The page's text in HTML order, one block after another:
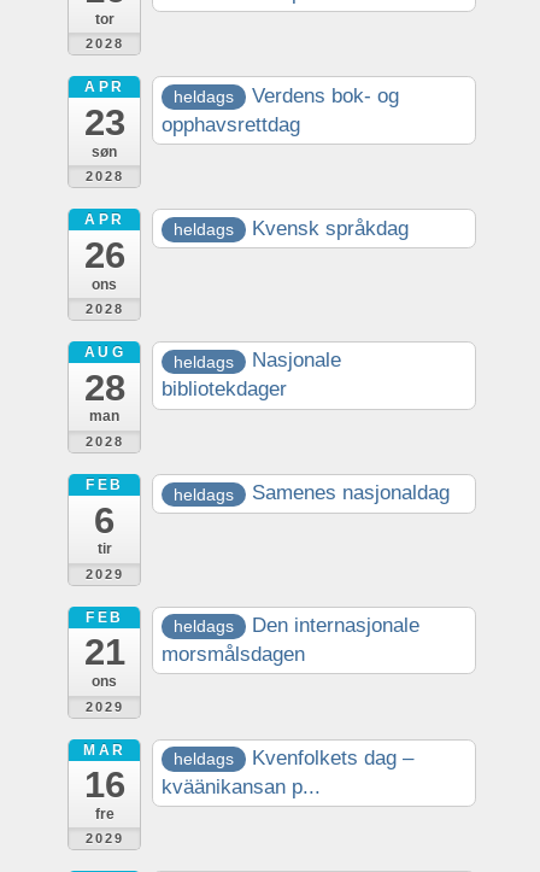
tor
2028
APR
23
søn
2028
heldags
Verdens bok- og
opphavsrettdag
APR
26
ons
2028
heldags Kvensk språkdag
AUG
28
man
2028
heldags
Nasjonale
bibliotekdager
FEB
6
tir
2029
heldags Samenes nasjonaldag
FEB
21
ons
2029
heldags
Den internasjonale
morsmålsdagen
MAR
16
fre
2029
heldags
Kvenfolkets dag –
kväänikansan p...